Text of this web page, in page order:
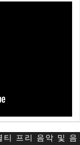
프리 음악 및 음